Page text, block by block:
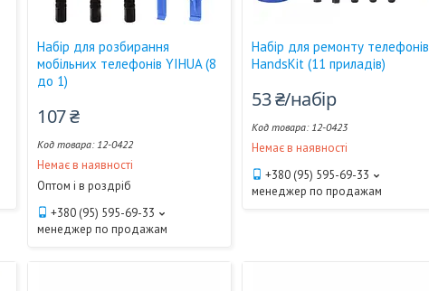
Набір для розбирання
мобільних телефонів YIHUA (8
до 1)
107 ₴
12-0422
Немає в наявності
Оптом і в роздріб
+380 (95) 595-69-33
менеджер по продажам
Набір для ремонту телефонів
HandsKit (11 приладів)
53 ₴/набір
12-0423
Немає в наявності
+380 (95) 595-69-33
менеджер по продажам